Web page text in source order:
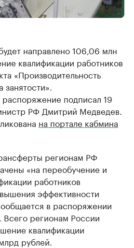
направлено 106,06 млн
квалификации работников
«Производительность
подписал 19
РФ Дмитрий Медведев.
на портале кабмина
регионам РФ
«на переобучение и
работников
эффективности
в распоряжении
Всего регионам России
квалификации
рублей.